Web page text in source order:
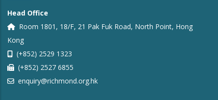
Head Office
Room 1801, 18/F, 21 Pak Fuk Road, North Point, Hong
Kong
(+852) 2529 1323
(+852) 2527 6855
enquiry@richmond.org.hk